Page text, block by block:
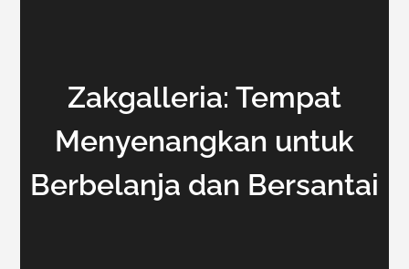
Zakgalleria: Tempat
Menyenangkan untuk
Berbelanja dan Bersantai